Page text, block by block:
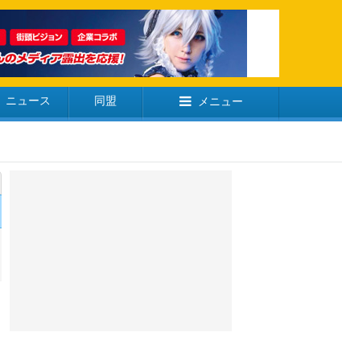
ニュース 同盟 メニュー